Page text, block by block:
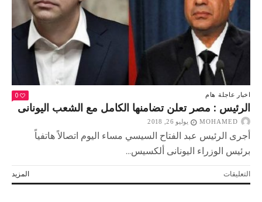
مغلقة
اخبار عاجلة هام 0
الرئيس : مصر تعلن تضامنها الكامل مع الشعب اليونانى
MOHAMED يوليو 26, 2018
أجرى الرئيس عبد الفتاح السيسي مساء اليوم اتصالاً هاتفياً
برئيس الوزراء اليونانى ألكسيس...
المزيد التعليقاتعلى
الرئيس